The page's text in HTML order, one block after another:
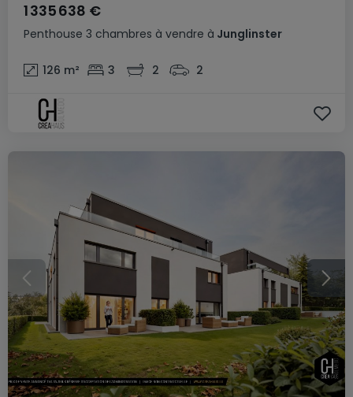
Penthouse 3 chambres à vendre à Junglinster
1 335 638 €
126 m² 3 2 2